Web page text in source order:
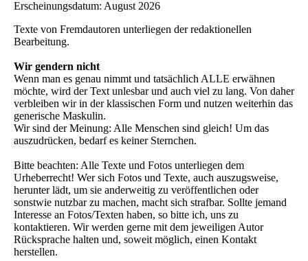
Erscheinungsdatum: August 2026
Texte von Fremdautoren unterliegen der redaktionellen
Bearbeitung.
Wir gendern nicht
Wenn man es genau nimmt und tatsächlich ALLE erwähnen
möchte, wird der Text unlesbar und auch viel zu lang. Von daher
verbleiben wir in der klassischen Form und nutzen weiterhin das
generische Maskulin.
Wir sind der Meinung: Alle Menschen sind gleich! Um das
auszudrücken, bedarf es keiner Sternchen.
Bitte beachten: Alle Texte und Fotos unterliegen dem
Urheberrecht! Wer sich Fotos und Texte, auch auszugsweise,
herunter lädt, um sie anderweitig zu veröffentlichen oder
sonstwie nutzbar zu machen, macht sich strafbar. Sollte jemand
Interesse an Fotos/Texten haben, so bitte ich, uns zu
kontaktieren. Wir werden gerne mit dem jeweiligen Autor
Rücksprache halten und, soweit möglich, einen Kontakt
herstellen.